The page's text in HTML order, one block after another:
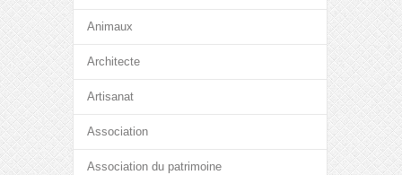
Animaux
Architecte
Artisanat
Association
Association du patrimoine